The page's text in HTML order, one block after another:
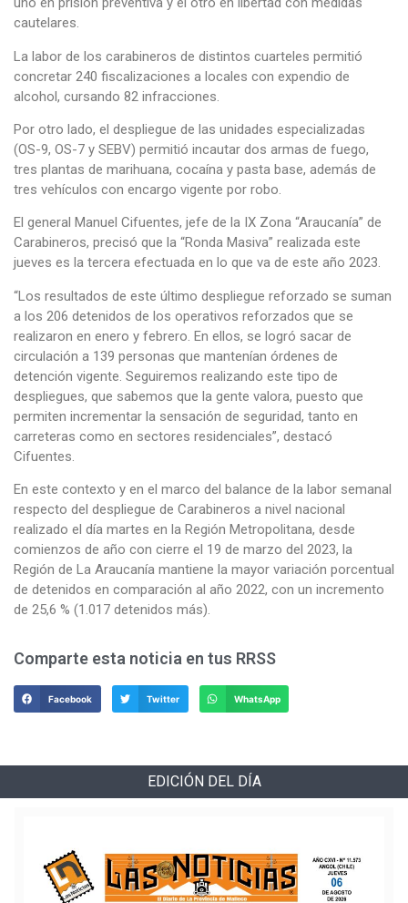
cautelares.
La labor de los carabineros de distintos cuarteles permitió
concretar 240 fiscalizaciones a locales con expendio de
alcohol, cursando 82 infracciones.
Por otro lado, el despliegue de las unidades especializadas
(OS-9, OS-7 y SEBV) permitió incautar dos armas de fuego,
tres plantas de marihuana, cocaína y pasta base, además de
tres vehículos con encargo vigente por robo.
El general Manuel Cifuentes, jefe de la IX Zona “Araucanía” de
Carabineros, precisó que la “Ronda Masiva” realizada este
jueves es la tercera efectuada en lo que va de este año 2023.
“Los resultados de este último despliegue reforzado se suman
a los 206 detenidos de los operativos reforzados que se
realizaron en enero y febrero. En ellos, se logró sacar de
circulación a 139 personas que mantenían órdenes de
detención vigente. Seguiremos realizando este tipo de
despliegues, que sabemos que la gente valora, puesto que
permiten incrementar la sensación de seguridad, tanto en
carreteras como en sectores residenciales”, destacó
Cifuentes.
En este contexto y en el marco del balance de la labor semanal
respecto del despliegue de Carabineros a nivel nacional
realizado el día martes en la Región Metropolitana, desde
comienzos de año con cierre el 19 de marzo del 2023, la
Región de La Araucanía mantiene la mayor variación porcentual
de detenidos en comparación al año 2022, con un incremento
de 25,6 % (1.017 detenidos más).
Comparte esta noticia en tus RRSS
Facebook Twitter WhatsApp
EDICIÓN DEL DÍA